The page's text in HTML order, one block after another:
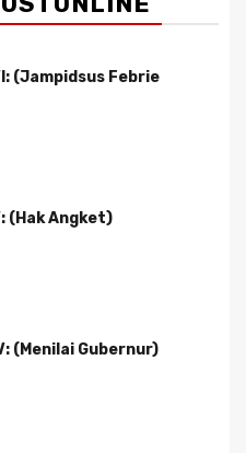
(Jampidsus Febrie
(Hak Angket)
(Menilai Gubernur)